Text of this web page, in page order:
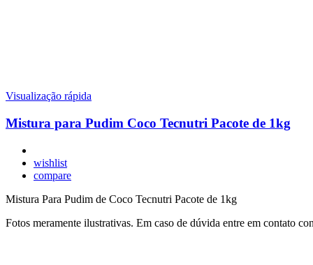
Visualização rápida
Mistura para Pudim Coco Tecnutri Pacote de 1kg
wishlist
compare
Mistura Para Pudim de Coco Tecnutri Pacote de 1kg
Fotos meramente ilustrativas. Em caso de dúvida entre em contato